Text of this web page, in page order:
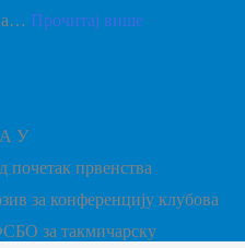
Прочитај више
У
првенства
конференцију клубова
за такмичарску